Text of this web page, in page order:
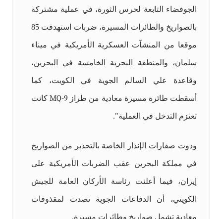
الجوفضاء التابعة لحرس الثورة، في عملية مشتركة
بالصواريخ والطائرات المسيرة، ضربات استهدفت 85
موقعا من المنشآت العسكرية الأمريكية في ميناء
سلمان، والمنطقة البحرية الخامسة في البحرين،
وقاعدة علي السالم الجوية في الكويت، كما
أسقطت طائرة مسيرة معادية من طراز MQ-9كانت
تعتزم التدخل في العملية".
ودوت صفارات الإنذار الخاصة بالتحذير من الصواريخ
في مملكة البحرين عقب الضربات الأمريكية على
إيران، فيما أعلنت رئاسة الأركان العامة للجيش
الكويتي، أن الدفاعات الجوية تصدت لمقذوفات
معادية تشمل صواريخ وطائرات مسيرة.